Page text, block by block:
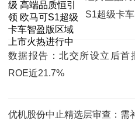
S1超级卡
数据报告：北交所设立后首
ROE近21.7%
优机股份中止精选层审查：需